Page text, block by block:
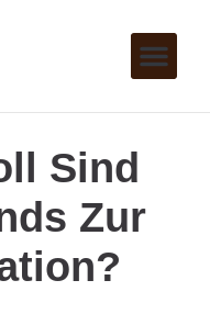
Sind
Zur